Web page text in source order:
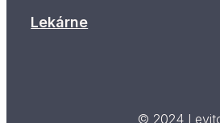
Lekárne
© 2024